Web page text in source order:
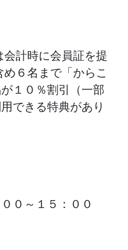
会計時に会員証を提
６名まで「からこ
１０％割引（一部
できる特典があり
０～１５：００